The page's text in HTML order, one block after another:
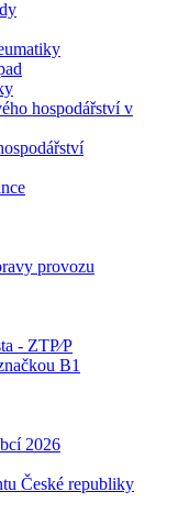
hospodářství v
provozu
- ZTP⁄P
B1
2026
České republiky